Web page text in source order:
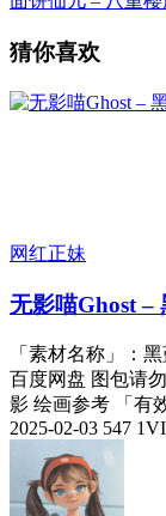
猜你喜欢
网红正妹
无影喵Ghost –
「素材名称」：
百度网盘 图包请
影 绘画参考 「有
2025-02-03 547 1